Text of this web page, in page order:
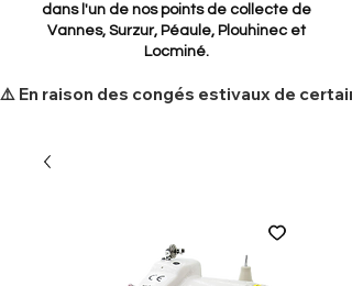
dans l'un de nos points de collecte de
Vannes, Surzur, Péaule, Plouhinec et
Locminé.
​⚠️ En raison des congés estivaux de